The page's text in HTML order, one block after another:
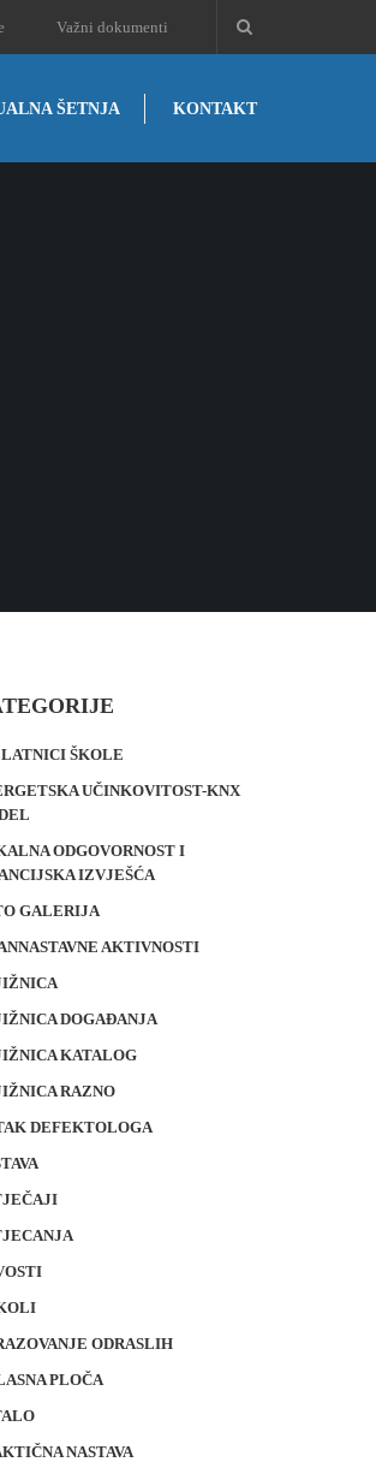
Važni dokumenti
ŠETNJA KONTAKT
ŠKOLE
UČINKOVITOST-KNX
ODGOVORNOST I
IZVJEŠĆA
GALERIJA
AKTIVNOSTI
DOGAĐANJA
KATALOG
RAZNO
DEFEKTOLOGA
ODRASLIH
PLOČA
NASTAVA